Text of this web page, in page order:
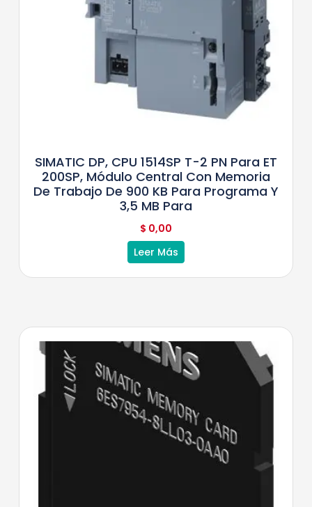
SIMATIC DP, CPU 1514SP T-2 PN Para ET
200SP, Módulo Central Con Memoria
De Trabajo De 900 KB Para Programa Y
3,5 MB Para
$ 0,00
Leer Más